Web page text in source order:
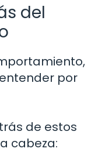
del
por
de estos
cabeza: